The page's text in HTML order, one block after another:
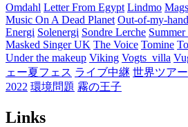
Omdahl Letter From Egypt Lindmo Mags
Music On A Dead Planet Out-of-my-
Energi Solenergi Sondre Lerche
Masked Singer UK The Voice Tomine
Under the makeup Viking Vogts_villa
ェー夏フェス ライブ中継 世界ツアー
2022 環境問題 霧の王子
Links